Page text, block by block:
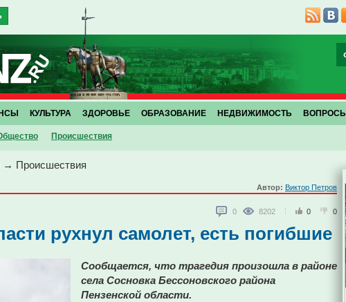
Проиcшествия
КУЛЬТУРА ЗДОРОВЬЕ ОБРАЗОВАНИЕ НЕДВИЖИМОСТЬ
→ Проиcшествия
Автор: Виктор Петров
0 8202 0 0
рухнул самолет, есть погибшие
Сообщается, что трагедия произошла в районе
села Сосновка Бессоновского района
Пензенской области.